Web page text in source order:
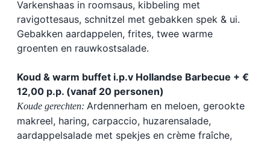
Varkenshaas in roomsaus, kibbeling met
ravigottesaus, schnitzel met gebakken spek & ui.
Gebakken aardappelen, frites, twee warme
groenten en rauwkostsalade.
Koud & warm buffet i.p.v Hollandse Barbecue + €
12,00 p.p. (vanaf 20 personen)
Koude gerechten: Ardennerham en meloen, gerookte
makreel, haring, carpaccio, huzarensalade,
aardappelsalade met spekjes en crème fraîche,